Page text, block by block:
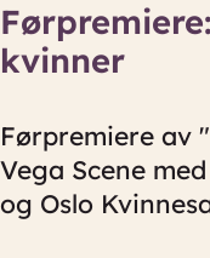
kvinner
Førpremiere av
Vega Scene
og Oslo